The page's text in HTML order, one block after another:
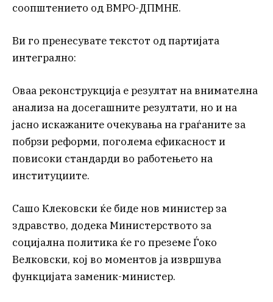
соопштението од ВМРО-ДПМНЕ.
Ви го пренесувате текстот од партијата
интегрално:
Оваа реконструкција е резултат на внимателна
анализа на досегашните резултати, но и на
јасно искажаните очекувања на граѓаните за
побрзи реформи, поголема ефикасност и
повисоки стандарди во работењето на
институциите.
Сашо Клековски ќе биде нов министер за
здравство, додека Министерството за
социјална политика ќе го преземе Ѓоко
Велковски, кој во моментов ја извршува
функцијата заменик-министер.